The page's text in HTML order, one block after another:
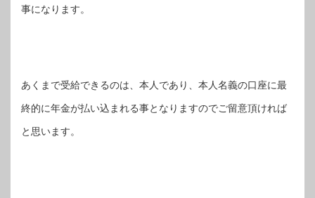
事になります。
あくまで受給できるのは、本人であり、本人名義の口座に最
終的に年金が払い込まれる事となりますのでご留意頂ければ
と思います。